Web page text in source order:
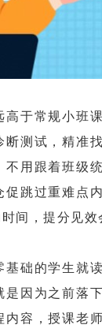
常规小班
测试，精准
用跟着班级
跳过重难点
间，提分见效
的学生就
因为之前落
容，授课老